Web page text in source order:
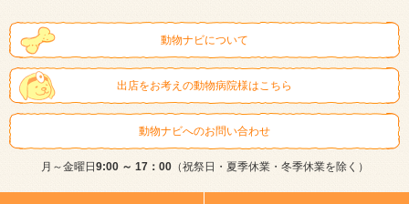
動物ナビについて
出店をお考えの動物病院様はこちら
動物ナビへのお問い合わせ
月～金曜日9:00 ～ 17：00（祝祭日・夏季休業・冬季休業を除く）